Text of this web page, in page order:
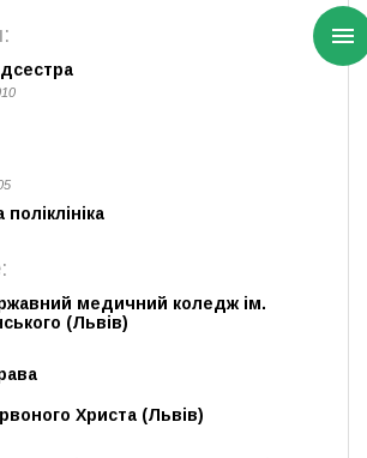
медичний коледж ім.
(Львів)
Христа (Львів)